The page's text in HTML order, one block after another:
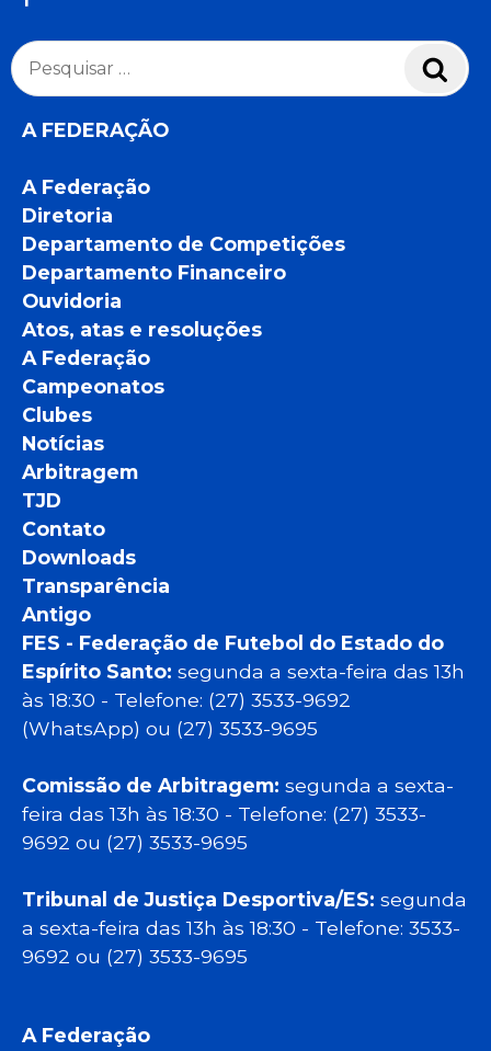
Pesquisar
por:
A FEDERAÇÃO
A Federação
Diretoria
Departamento de Competições
Departamento Financeiro
Ouvidoria
Atos, atas e resoluções
A Federação
Campeonatos
Clubes
Notícias
Arbitragem
TJD
Contato
Downloads
Transparência
Antigo
FES - Federação de Futebol do Estado do
Espírito Santo: segunda a sexta-feira das 13h
às 18:30 - Telefone: (27) 3533-9692
(WhatsApp) ou (27) 3533-9695
Comissão de Arbitragem: segunda a sexta-
feira das 13h às 18:30 - Telefone: (27) 3533-
9692 ou (27) 3533-9695
Tribunal de Justiça Desportiva/ES: segunda
a sexta-feira das 13h às 18:30 - Telefone: 3533-
9692 ou (27) 3533-9695
A Federação